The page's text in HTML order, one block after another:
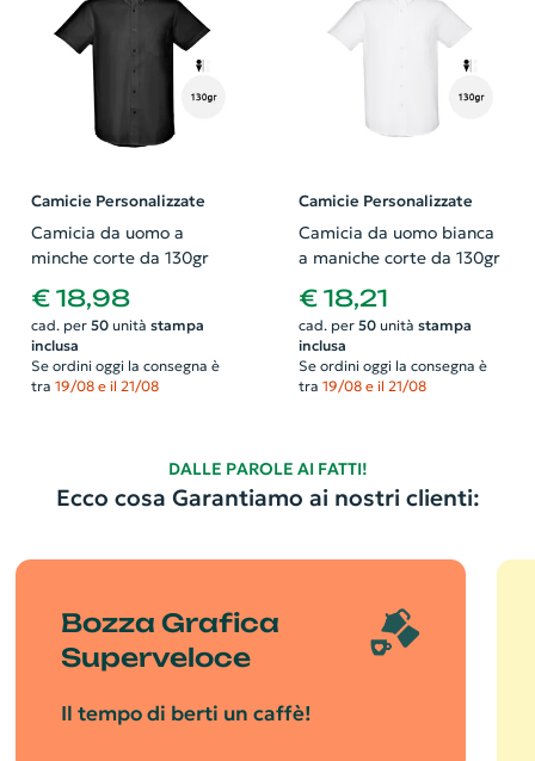
Camicie Personalizzate
Camicia da uomo a
minche corte da 130gr
€ 18,98
cad. per 50unità stampa
inclusa
Se ordini oggi la consegna è
tra 19/08 e il 21/08
Camicie Personalizzate
Camicia da uomo bianca
a maniche corte da 130gr
€ 18,21
cad. per 50unità stampa
inclusa
Se ordini oggi la consegna è
tra 19/08 e il 21/08
DALLE PAROLE AI FATTI!
Ecco cosa Garantiamo ai nostri clienti:
Bozza Grafica
Superveloce
Il tempo di berti un caffè!